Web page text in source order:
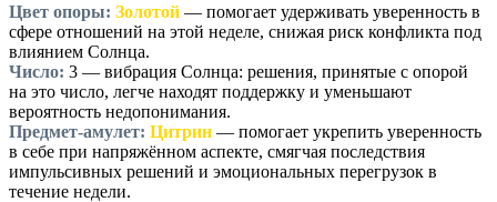
Цвет опоры: Золотой — помогает удерживать уверенность в
сфере отношений на этой неделе, снижая риск конфликта под
влиянием Солнца.
Число: 3 — вибрация Солнца: решения, принятые с опорой
на это число, легче находят поддержку и уменьшают
вероятность недопонимания.
Предмет-амулет: Цитрин — помогает укрепить уверенность
в себе при напряжённом аспекте, смягчая последствия
импульсивных решений и эмоциональных перегрузок в
течение недели.